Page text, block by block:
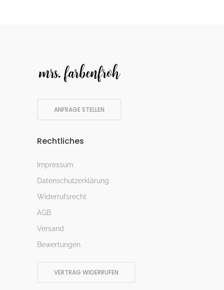
ANFRAGE STELLEN
Rechtliches
Impressum
Datenschutzerklärung
Widerrufsrecht
AGB
Versand
Bewertungen
VERTRAG WIDERRUFEN